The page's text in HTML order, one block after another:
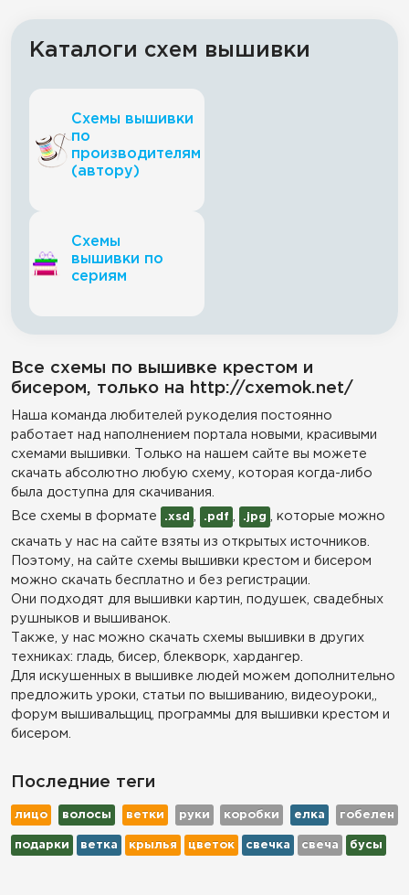
Каталоги схем вышивки
Схемы вышивки
по
производителям
(автору)
Схемы
вышивки по
сериям
Все схемы по вышивке крестом и
бисером, только на http://cxemok.net/
Наша команда любителей рукоделия постоянно
работает над наполнением портала новыми, красивыми
схемами вышивки. Только на нашем сайте вы можете
скачать абсолютно любую схему, которая когда-либо
была доступна для скачивания.
Все схемы в формате
.xsd .pdf .jpg , которые можно
скачать у нас на сайте взяты из открытых источников.
Поэтому, на сайте схемы вышивки крестом и бисером
можно скачать бесплатно и без регистрации.
Они подходят для вышивки картин, подушек, свадебных
рушныков и вышиванок.
Также, у нас можно скачать схемы вышивки в других
техниках: гладь, бисер, блекворк, хардангер.
Для искушенных в вышивке людей можем дополнительно
предложить уроки, статьи по вышиванию, видеоуроки,,
форум вышивальщиц, программы для вышивки крестом и
бисером.
Последние теги
лицо волосы ветки руки коробки елка гобелен
подарки ветка крылья цветок свечка свеча бусы